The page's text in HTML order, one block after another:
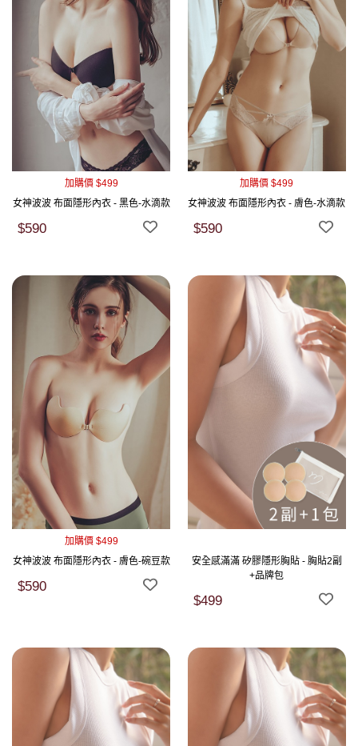
加購價 $499
女神波波 布面隱形內衣 - 黑色-水滴款
$590
加購價 $499
女神波波 布面隱形內衣 - 膚色-水滴款
$590
加購價 $499
女神波波 布面隱形內衣 - 膚色-碗豆款
$590
安全感滿滿 矽膠隱形胸貼 - 胸貼2副
+品牌包
$499